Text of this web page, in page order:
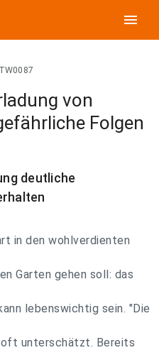
menu
von
Folgen
deutliche
in den wohlverdienten
Garten gehen soll: das
lebenswichtig sein. "Die
oft unterschätzt. Bereits